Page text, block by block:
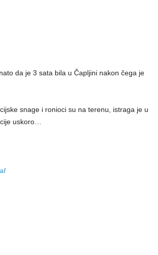
da je 3 sata bila u Čapljini nakon čega je
snage i ronioci su na terenu, istraga je u
uskoro…